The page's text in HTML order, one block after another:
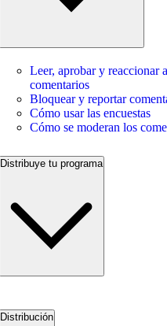
Leer, aprobar y reaccionar
comentarios
Bloquear y reportar
Cómo usar las encuestas
Cómo se moderan los
Distribuye tu programa
Distribución